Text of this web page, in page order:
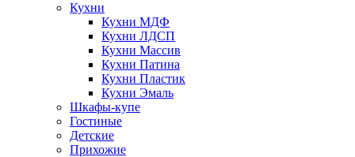
Кухни
Кухни МДФ
Кухни ЛДСП
Кухни Массив
Кухни Патина
Кухни Пластик
Кухни Эмаль
Шкафы-купе
Гостиные
Детские
Прихожие